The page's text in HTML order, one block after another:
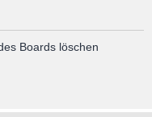
Boards löschen